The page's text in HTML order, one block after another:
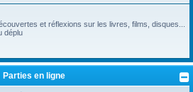
et réflexions sur les livres, films, disques...
déplu
Parties en ligne